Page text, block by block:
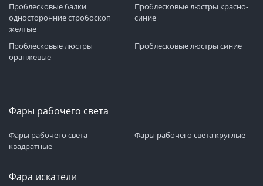
Проблесковые балки
односторонние стробоскоп
желтые
Проблесковые люстры красно-
синие
Проблесковые люстры
оранжевые
Проблесковые люстры синие
Фары рабочего света
Фары рабочего света
квадратные
Фары рабочего света круглые
Фара искатели